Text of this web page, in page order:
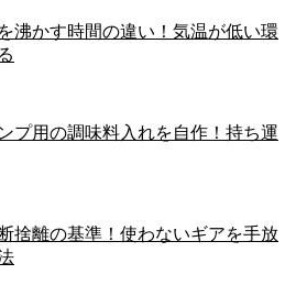
沸かす時間の違い！気温が低い環
プ用の調味料入れを自作！持ち運
捨離の基準！使わないギアを手放